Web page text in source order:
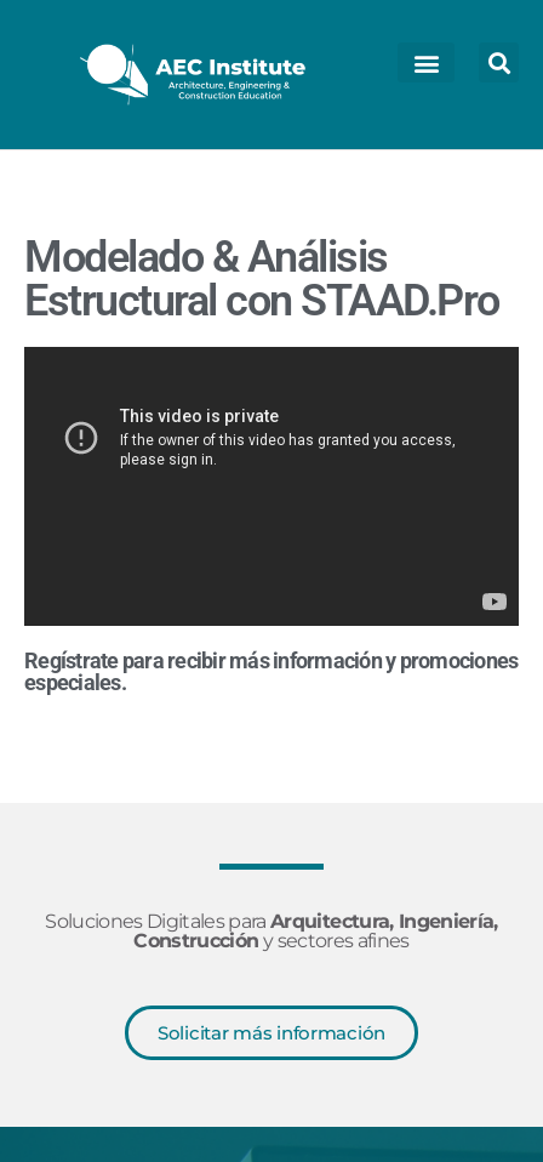
Modelado & Análisis
Estructural con STAAD.Pro
Regístrate para recibir más información y promociones
especiales.
Soluciones Digitales paraArquitectura, Ingeniería,
Construcción y sectores afines
Solicitar más información